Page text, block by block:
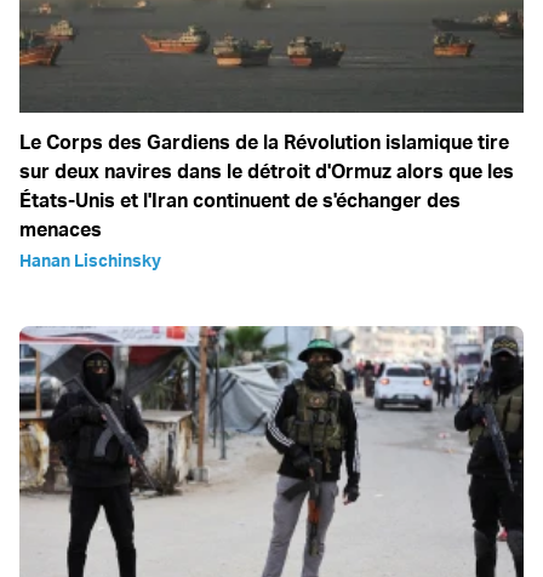
Le Corps des Gardiens de la Révolution islamique tire
sur deux navires dans le détroit d'Ormuz alors que les
États-Unis et l'Iran continuent de s'échanger des
menaces
Hanan Lischinsky